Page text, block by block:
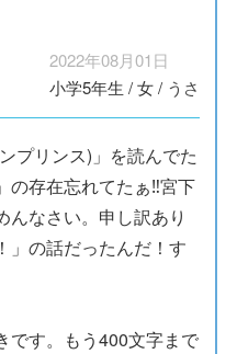
2022年08月01日
小学5年生 /女/ うさ
プリンス)」を読んでた
の存在忘れてたぁ‼︎宮下
んなさい。申し訳あり
」の話だったんだ！す
です。もう400文字まで